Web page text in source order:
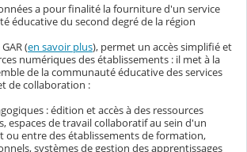
a pour finalité la fourniture d'un service
éducative du second degré de la région
(en savoir plus), permet un accès simplifié et
numériques des établissements : il met à la
de la communauté éducative des services
de collaboration :
: édition et accès à des ressources
espaces de travail collaboratif au sein d'un
ou entre des établissements de formation,
systèmes de gestion des apprentissages